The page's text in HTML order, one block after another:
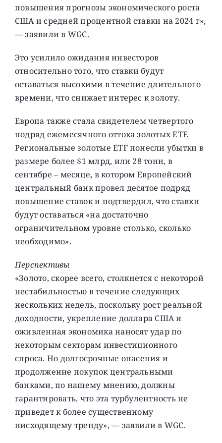
повышения прогнозы экономического роста
США и средней процентной ставки на 2024 г»,
— заявили в WGC.
Это усилило ожидания инвесторов
относительно того, что ставки будут
оставаться высокими в течение длительного
времени, что снижает интерес к золоту.
Европа также стала свидетелем четвертого
подряд ежемесячного оттока золотых ETF.
Региональные золотые ETF понесли убытки в
размере более $1 млрд, или 28 тонн, в
сентябре – месяце, в котором Европейский
центральный банк провел десятое подряд
повышение ставок и подтвердил, что ставки
будут оставаться «на достаточно
ограничительном уровне столько, сколько
необходимо».
Перспективы
«Золото, скорее всего, столкнется с некоторой
нестабильностью в течение следующих
нескольких недель, поскольку рост реальной
доходности, укрепление доллара США и
оживленная экономика наносят удар по
некоторым секторам инвестиционного
спроса. Но долгосрочные опасения и
продолжение покупок центральными
банками, по нашему мнению, должны
гарантировать, что эта турбулентность не
приведет к более существенному
нисходящему тренду», — заявили в WGC.